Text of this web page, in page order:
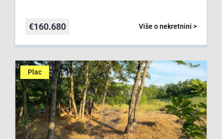
Više o nekretnini >
€160.680
Plac